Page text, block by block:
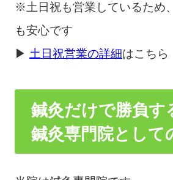
※土日祝も営業しているため
も安心です
▶ 土日祝営業の詳細はこちら
鍼灸だけで勝負す
鍼灸専門院として